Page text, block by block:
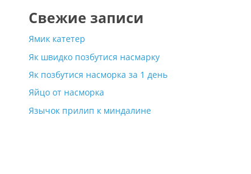
Свежие записи
Ямик катетер
Як швидко позбутися насмарку
Як позбутися насморка за 1 день
Яйцо от насморка
Язычок прилип к миндалине